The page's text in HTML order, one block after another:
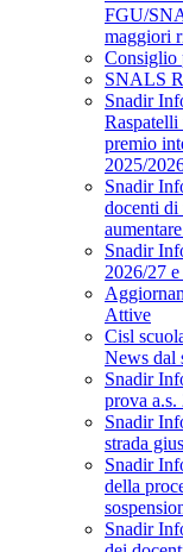
FGU/
maggiori
Consiglio
SNALS
Snadir
Raspatelli
premio
2025/
Snadir
docenti di
Snadir
2026/27
Attive
Cisl
News dal
Snadir
prova
Snadir
strada
Snadir
della
Snadir